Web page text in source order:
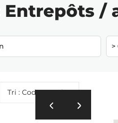
Entrepôts
>
Tri : Code postal